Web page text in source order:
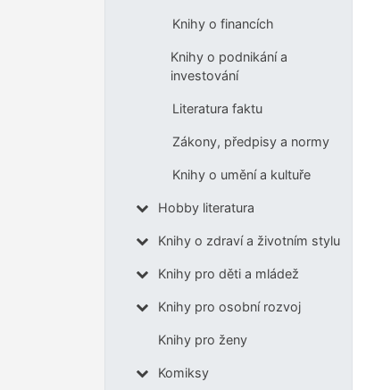
Knihy o financích
Knihy o podnikání a
investování
Literatura faktu
Zákony, předpisy a normy
Knihy o umění a kultuře
Hobby literatura
Knihy o zdraví a životním stylu
Knihy pro děti a mládež
Knihy pro osobní rozvoj
Knihy pro ženy
Komiksy